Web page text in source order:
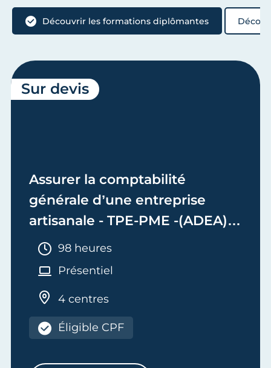
Découvrir les formations diplômantes
Assurer la comptabilité
générale d’une entreprise
artisanale - TPE-PME -(ADEA)
Bloc 2 - Adjoint de Dirigeant
d'Entreprise Artisanale
Durée :
98 heures
Présentiel
4 centres
Éligible CPF
Sur devis